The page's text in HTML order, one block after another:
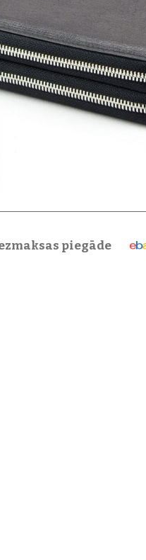
piegāde